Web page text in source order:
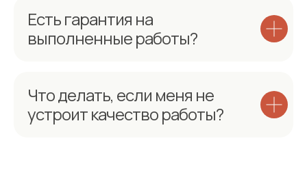
Есть гарантия на
выполненные работы?
Что делать, если меня не
устроит качество работы?